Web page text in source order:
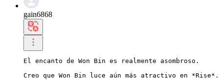
gain6868
El encanto de Won Bin es realmente asombroso.
Creo que Won Bin luce aún más atractivo en *Rise*.